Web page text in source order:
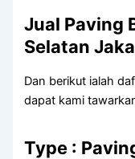
Jual Paving
Selatan
Dan berikut ialah
dapat kami
Type :